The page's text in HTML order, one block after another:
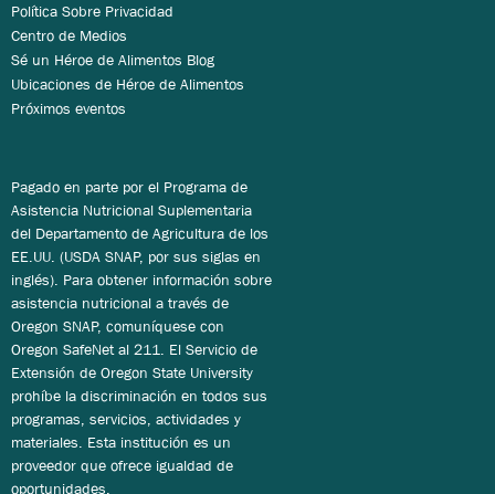
Política Sobre Privacidad
Centro de Medios
Sé un Héroe de Alimentos Blog
Ubicaciones de Héroe de Alimentos
Próximos eventos
Pagado en parte por el Programa de
Asistencia Nutricional Suplementaria
del Departamento de Agricultura de los
EE.UU. (USDA SNAP, por sus siglas en
inglés). Para obtener información sobre
asistencia nutricional a través de
Oregon SNAP, comuníquese con
Oregon SafeNet al 211. El Servicio de
Extensión de Oregon State University
prohíbe la discriminación en todos sus
programas, servicios, actividades y
materiales. Esta institución es un
proveedor que ofrece igualdad de
oportunidades.